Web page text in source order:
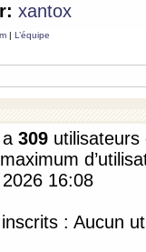
xantox
| L’équipe
309
16:08
: Aucun